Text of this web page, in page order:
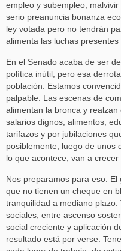
empleo y subempleo,
serio preanuncia bonanza
ley votada pero no tendrán
alimenta las luchas presentes
En el Senado acaba de ser
política inútil, pero esa
población. Estamos
palpable. Las escenas de
alimentan la bronca y
salarios dignos, alimentos,
tarifazos y por jubilaciones
posiblemente, luego de unos
lo que acontece, van a
Nos preparamos para eso.
que no tienen un cheque en
tranquilidad a mediano
sociales, entre ascenso
social creciente y aplicación
resultado está por verse.